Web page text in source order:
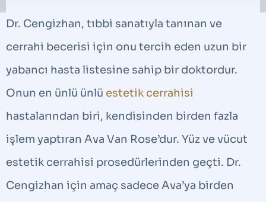
Dr. Cengizhan, tıbbi sanatıyla tanınan ve
cerrahi becerisi için onu tercih eden uzun bir
yabancı hasta listesine sahip bir doktordur.
Onun en ünlü ünlü estetik cerrahisi
hastalarından biri, kendisinden birden fazla
işlem yaptıran Ava Van Rose’dur. Yüz ve vücut
estetik cerrahisi prosedürlerinden geçti. Dr.
Cengizhan için amaç sadece Ava’ya birden